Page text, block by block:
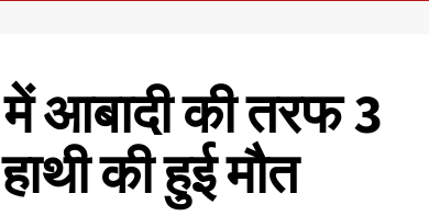
में आबादी की तरफ 3
की हुई मौत